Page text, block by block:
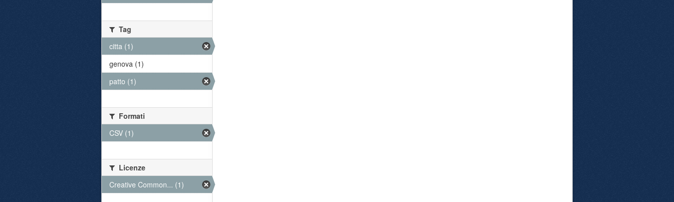
Tag
citta (1)
genova (1)
patto (1)
Formati
CSV (1)
Licenze
Creative Common... (1)